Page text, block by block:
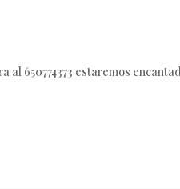
650774373 estaremos